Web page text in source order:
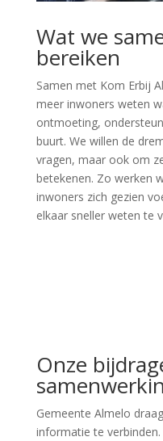
Wat we
bereiken
Samen met Kom Erbij
meer inwoners weten
ontmoeting,
buurt. We willen de
vragen, maar ook om
betekenen. Zo werken
inwoners zich gezien
elkaar sneller weten te
Onze
Gemeente Almelo
informatie te